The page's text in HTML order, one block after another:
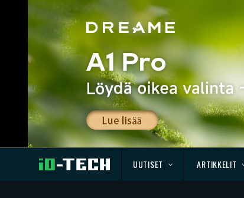
UUTISET ARTIKKELIT